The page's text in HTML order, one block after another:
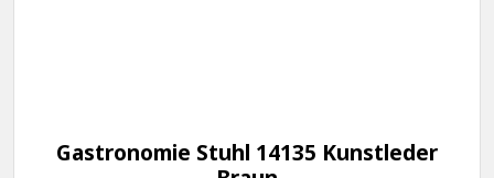
Gastronomie Stuhl 14135 Kunstleder